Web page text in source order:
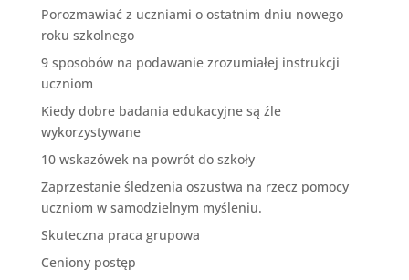
Porozmawiać z uczniami o ostatnim dniu nowego
roku szkolnego
9 sposobów na podawanie zrozumiałej instrukcji
uczniom
Kiedy dobre badania edukacyjne są źle
wykorzystywane
10 wskazówek na powrót do szkoły
Zaprzestanie śledzenia oszustwa na rzecz pomocy
uczniom w samodzielnym myśleniu.
Skuteczna praca grupowa
Ceniony postęp